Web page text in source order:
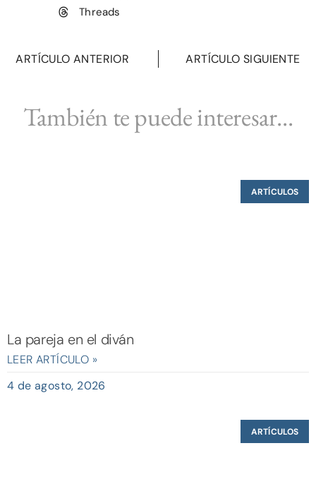
Threads
ARTÍCULO ANTERIOR ARTÍCULO SIGUIENTE
También te puede interesar...
ARTÍCULOS
La pareja en el diván
LEER ARTÍCULO »
4 de agosto, 2026
ARTÍCULOS